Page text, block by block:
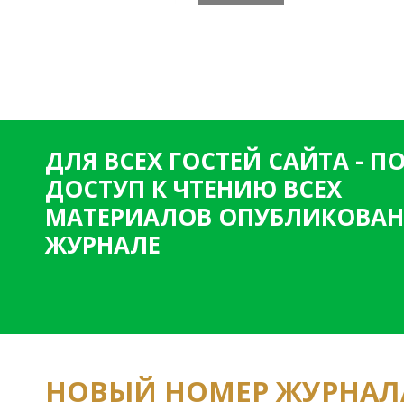
ДЛЯ ВСЕХ ГОСТЕЙ САЙТА -
ДОСТУП К ЧТЕНИЮ ВСЕХ
МАТЕРИАЛОВ
ЖУРНАЛЕ
НОВЫЙ НОМЕР